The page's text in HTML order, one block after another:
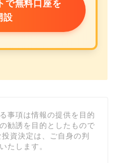
で無料口座を
設
事項は情報の提供を目的
勧誘を目的としたもので
資決定は、ご自身の判
たします。